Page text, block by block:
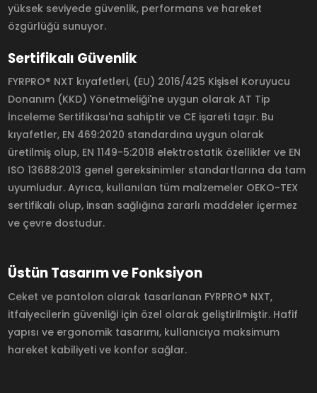
yüksek seviyede güvenlik, performans ve hareket
özgürlüğü sunuyor.
Sertifikalı Güvenlik
FYRPRO® NXT kıyafetleri, (EU) 2016/425 Kişisel Koruyucu
Donanım (KKD) Yönetmeliği'ne uygun olarak AT Tip
İnceleme Sertifikası'na sahiptir ve CE işareti taşır. Bu
kıyafetler, EN 469:2020 standardına uygun olarak
üretilmiş olup, EN 1149-5:2018 elektrostatik özellikler ve EN
ISO 13688:2013 genel gereksinimler standartlarına da tam
uyumludur. Ayrıca, kullanılan tüm malzemeler OEKO-TEX
sertifikalı olup, insan sağlığına zararlı maddeler içermez
ve çevre dostudur.
Üstün Tasarım ve Fonksiyon
Ceket ve pantolon olarak tasarlanan FYRPRO® NXT,
itfaiyecilerin güvenliği için özel olarak geliştirilmiştir. Hafif
yapısı ve ergonomik tasarımı, kullanıcıya maksimum
hareket kabiliyeti ve konfor sağlar.